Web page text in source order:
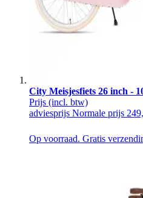
City Meisjesfiets 26 inch -
Prijs (incl. btw)
adviesprijs Normale prijs
Op voorraad. Gratis